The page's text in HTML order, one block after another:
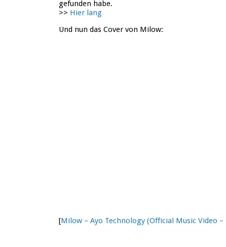
gefunden habe.
>> Hier lang
Und nun das Cover von Milow:
[Milow – Ayo Technology (Official Music Video